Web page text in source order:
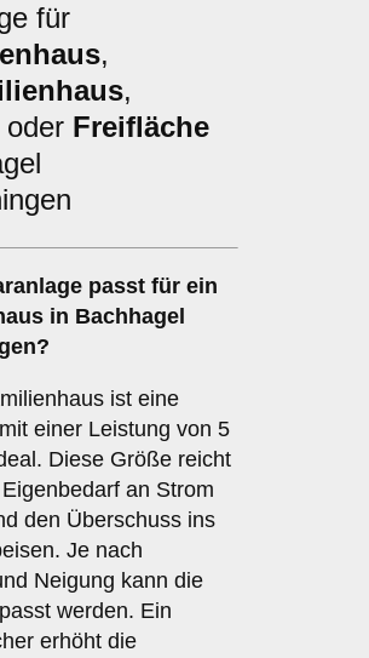
für
,
,
oder Freifläche
passt für ein
in Bachhagel
ist eine
einer Leistung von 5
Diese Größe reicht
an Strom
den Überschuss ins
Je nach
Neigung kann die
werden. Ein
erhöht die